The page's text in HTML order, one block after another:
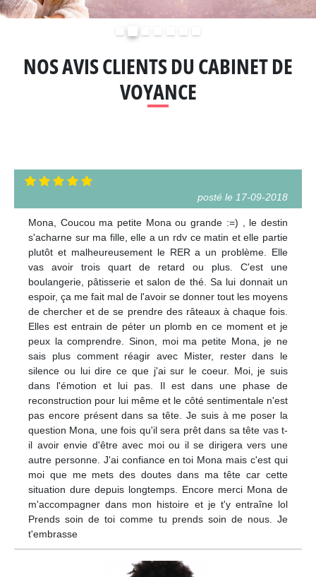
NOS AVIS CLIENTS DU CABINET DE
VOYANCE
posté le 17-09-2018
Mona, Coucou ma petite Mona ou grande :=) , le destin
s'acharne sur ma fille, elle a un rdv ce matin et elle partie
plutôt et malheureusement le RER a un problème. Elle
vas avoir trois quart de retard ou plus. C'est une
boulangerie, pâtisserie et salon de thé. Sa lui donnait un
espoir, ça me fait mal de l'avoir se donner tout les moyens
de chercher et de se prendre des râteaux à chaque fois.
Elles est entrain de péter un plomb en ce moment et je
peux la comprendre. Sinon, moi ma petite Mona, je ne
sais plus comment réagir avec Mister, rester dans le
silence ou lui dire ce que j'ai sur le coeur. Moi, je suis
dans l'émotion et lui pas. Il est dans une phase de
reconstruction pour lui même et le côté sentimentale n'est
pas encore présent dans sa tête. Je suis à me poser la
question Mona, une fois qu'il sera prêt dans sa tête vas t-
il avoir envie d'être avec moi ou il se dirigera vers une
autre personne. J'ai confiance en toi Mona mais c'est qui
moi que me mets des doutes dans ma tête car cette
situation dure depuis longtemps. Encore merci Mona de
m'accompagner dans mon histoire et je t'y entraîne lol
Prends soin de toi comme tu prends soin de nous. Je
t'embrasse